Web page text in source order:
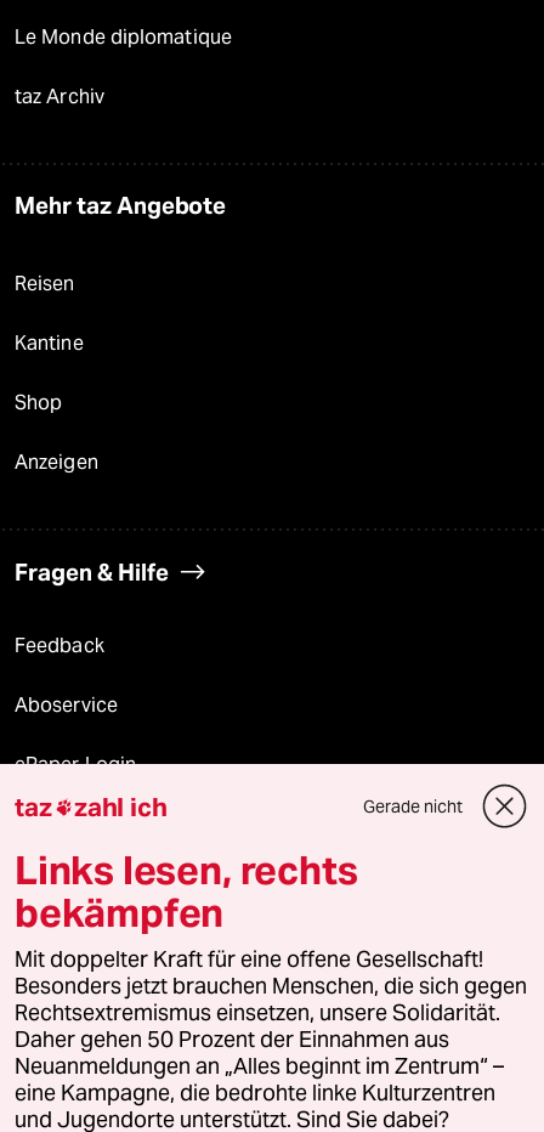
Le Monde diplomatique
taz Archiv
Mehr taz Angebote
Reisen
Kantine
Shop
Anzeigen
Fragen & Hilfe
Feedback
Aboservice
ePaper Login
Downloads für Abonnierende
© 2026 taz Verlags und Vertriebs GmbH
Alle Rechte vorbehalten. Bei rechtlichen Fragen oder für Genehmigungen
wenden Sie sich bitte an
lizenzen@taz.de
Feedback Redaktionsstatut Kommune-Richtlinien
Leitlinie Informant Datenschutz Impressum AGB
taz zahl ich Gerade nicht
Links lesen, rechts
bekämpfen
Mit doppelter Kraft für eine offene Gesellschaft!
Besonders jetzt brauchen Menschen, die sich gegen
Rechtsextremismus einsetzen, unsere Solidarität.
Daher gehen 50 Prozent der Einnahmen aus
Neuanmeldungen an „Alles beginnt im Zentrum“ –
eine Kampagne, die bedrohte linke Kulturzentren
und Jugendorte unterstützt. Sind Sie dabei?